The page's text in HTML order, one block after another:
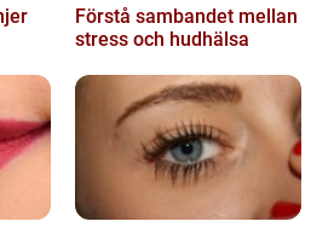
Förstå sambandet mellan
stress och hudhälsa